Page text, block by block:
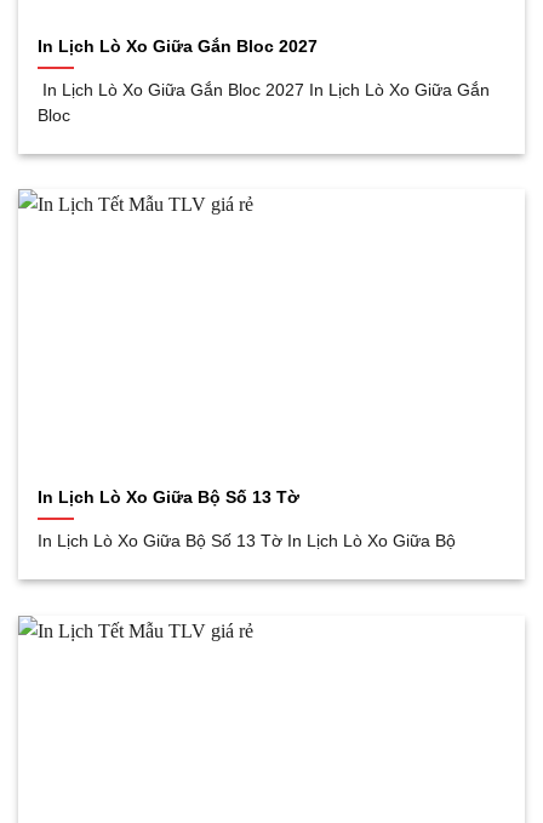
In Lịch Lò Xo Giữa Gắn Bloc 2027
In Lịch Lò Xo Giữa Gắn Bloc 2027 In Lịch Lò Xo Giữa Gắn
Bloc
In Lịch Lò Xo Giữa Bộ Số 13 Tờ
In Lịch Lò Xo Giữa Bộ Số 13 Tờ In Lịch Lò Xo Giữa Bộ